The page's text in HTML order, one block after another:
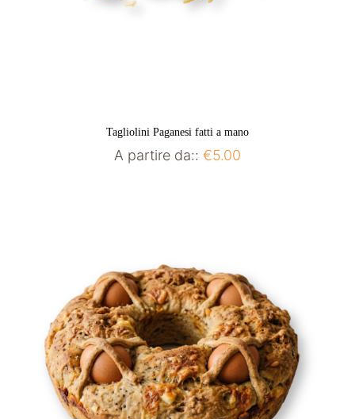
Tagliolini Paganesi fatti a mano
A partire da:: €5.00